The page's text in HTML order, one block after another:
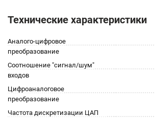
Технические характеристики
Аналого-цифровое
преобразование
Соотношение "сигнал/шум"
входов
Цифроаналоговое
преобразование
Частота дискретизации ЦАП